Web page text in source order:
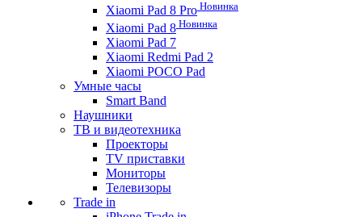
Xiaomi Pad 8 Pro Новинка
Xiaomi Pad 8 Новинка
Xiaomi Pad 7
Xiaomi Redmi Pad 2
Xiaomi POCO Pad
Умные часы
Smart Band
Наушники
ТВ и видеотехника
Проекторы
TV приставки
Мониторы
Телевизоры
Trade in